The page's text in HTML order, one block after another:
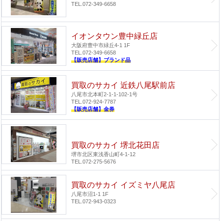
TEL.072-349-6658
イオンタウン豊中緑丘店
大阪府豊中市緑丘4-1 1F
TEL.072-349-6658
【販売店舗】ブランド品
買取のサカイ 近鉄八尾駅前店
八尾市北本町2-1-1-102-1号
TEL.072-924-7787
【販売店舗】金券
買取のサカイ 堺北花田店
堺市北区東浅香山町4-1-12
TEL.072-275-5676
買取のサカイ イズミヤ八尾店
八尾市沼1-1 1F
TEL.072-943-0323